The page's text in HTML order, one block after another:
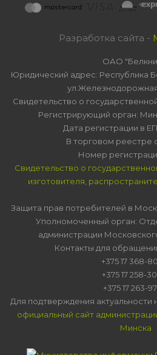
Разработка сайта -
ОАО
Юридический адрес: Республика
Свидетельство о
Регистрирующий орган:
Дата регистрации в
В торговом реестре с
Номер
Свидетельство о
изготовителя,
Защита прав потребителей в
Уполномоченный орган:
администрации
Контакты для
+375 17 368-
+375 17 258-
+375 17 263-
Для подтверждения
официальный сайт
Минска